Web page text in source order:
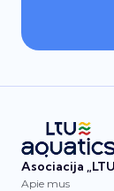
Asociacija
Apie mus